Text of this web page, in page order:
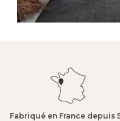
Fabriqué en France depuis